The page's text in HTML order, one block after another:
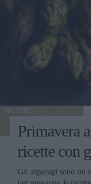
RICETTE
Primavera
ricette con
Gli asparagi sono un